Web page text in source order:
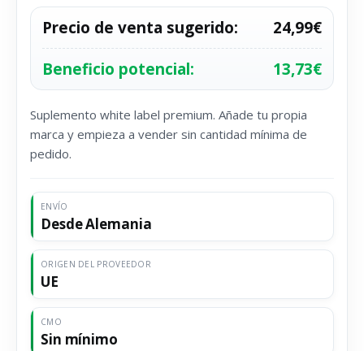
Precio de venta sugerido:
24,99€
Beneficio potencial: 13,73€
Suplemento white label premium. Añade tu propia
marca y empieza a vender sin cantidad mínima de
pedido.
ENVÍO
Desde Alemania
ORIGEN DEL PROVEEDOR
UE
CMO
Sin mínimo